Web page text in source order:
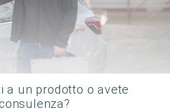
a un prodotto o avete